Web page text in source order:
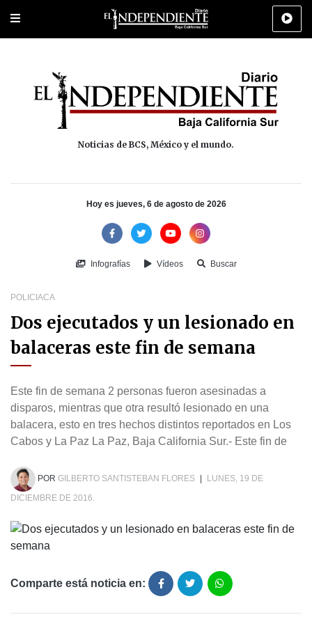
Portada Los Cabos Policiaca Deportes Cultura
Noticias de BCS, México y el mundo.
Hoy es jueves, 6 de agosto de 2026
Infografías Vídeos Buscar
POLICIACA
Dos ejecutados y un lesionado en
balaceras este fin de semana
Este fin de semana 2 personas fueron asesinadas a
disparos, mientras que otra resultó lesionado en una
balacera, esto en tres hechos distintos reportados en Los
Cabos y La Paz La Paz, Baja California Sur.- Este fin de
POR GILBERTO SANTISTEBAN FLORES
LUNES, 19 DE
DICIEMBRE DE 2016.
Comparte está noticia en: